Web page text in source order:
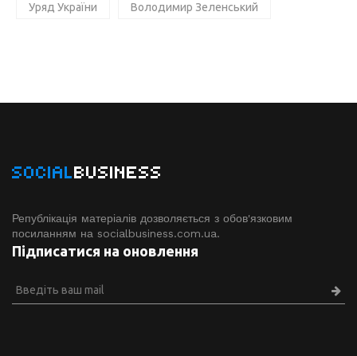
Уряд України Володимир Зеленський
SOCIALBUSINESS
Републікація матеріалів дозволяється з обов'язковим
посиланням на socialbusiness.com.ua.
Підписатися на оновлення